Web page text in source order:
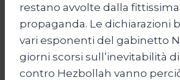
restano avvolte dalla
propaganda. Le dichiarazioni
vari esponenti del gabinetto
giorni scorsi sull’inevitabilità
contro Hezbollah vanno